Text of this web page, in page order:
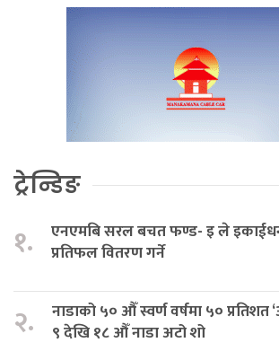
ट्रेन्डिङ
१.
एनएमबि सरल बचत फण्ड- इ ले
प्रतिफल वितरण गर्ने
२.
नाडाको ५० औँ स्वर्ण वर्षमा ५० प्रतिशत
९ देखि १८ औँ नाडा अटो शो